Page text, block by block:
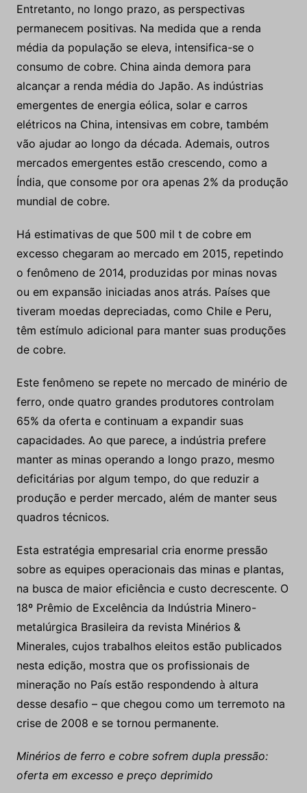
Entretanto, no longo prazo, as perspectivas
permanecem positivas. Na medida que a renda
média da população se eleva, intensifica-se o
consumo de cobre. China ainda demora para
alcançar a renda média do Japão. As indústrias
emergentes de energia eólica, solar e carros
elétricos na China, intensivas em cobre, também
vão ajudar ao longo da década. Ademais, outros
mercados emergentes estão crescendo, como a
Índia, que consome por ora apenas 2% da produção
mundial de cobre.
Há estimativas de que 500 mil t de cobre em
excesso chegaram ao mercado em 2015, repetindo
o fenômeno de 2014, produzidas por minas novas
ou em expansão iniciadas anos atrás. Países que
tiveram moedas depreciadas, como Chile e Peru,
têm estímulo adicional para manter suas produções
de cobre.
Este fenômeno se repete no mercado de minério de
ferro, onde quatro grandes produtores controlam
65% da oferta e continuam a expandir suas
capacidades. Ao que parece, a indústria prefere
manter as minas operando a longo prazo, mesmo
deficitárias por algum tempo, do que reduzir a
produção e perder mercado, além de manter seus
quadros técnicos.
Esta estratégia empresarial cria enorme pressão
sobre as equipes operacionais das minas e plantas,
na busca de maior eficiência e custo decrescente. O
18º Prêmio de Excelência da Indústria Minero-
metalúrgica Brasileira da revista Minérios &
Minerales, cujos trabalhos eleitos estão publicados
nesta edição, mostra que os profissionais de
mineração no País estão respondendo à altura
desse desafio – que chegou como um terremoto na
crise de 2008 e se tornou permanente.
Minérios de ferro e cobre sofrem dupla pressão:
oferta em excesso e preço deprimido